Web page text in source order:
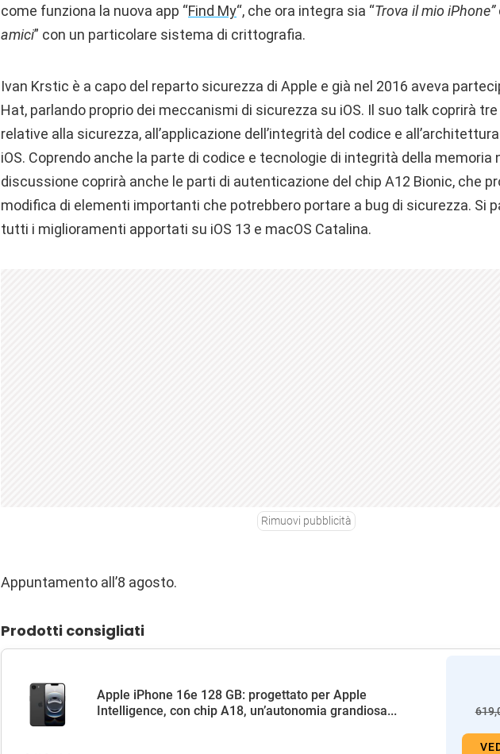
come funziona la nuova app “Find My“, che ora integra sia “Trova il mio iPhone”
amici” con un particolare sistema di crittografia.
Ivan Krstic è a capo del reparto sicurezza di Apple e già nel 2016 aveva
Hat, parlando proprio dei meccanismi di sicurezza su iOS. Il suo talk coprirà
relative alla sicurezza, all’applicazione dell’integrità del codice e
iOS. Coprendo anche la parte di codice e tecnologie di integrità della memoria
discussione coprirà anche le parti di autenticazione del chip A12 Bionic, che
modifica di elementi importanti che potrebbero portare a bug di sicurezza. Si
tutti i miglioramenti apportati su iOS 13 e macOS Catalina.
Rimuovi pubblicità
Appuntamento all’8 agosto.
Prodotti consigliati
Apple iPhone 16e 128 GB: progettato per Apple
Intelligence, con chip A18, un’autonomia grandiosa...